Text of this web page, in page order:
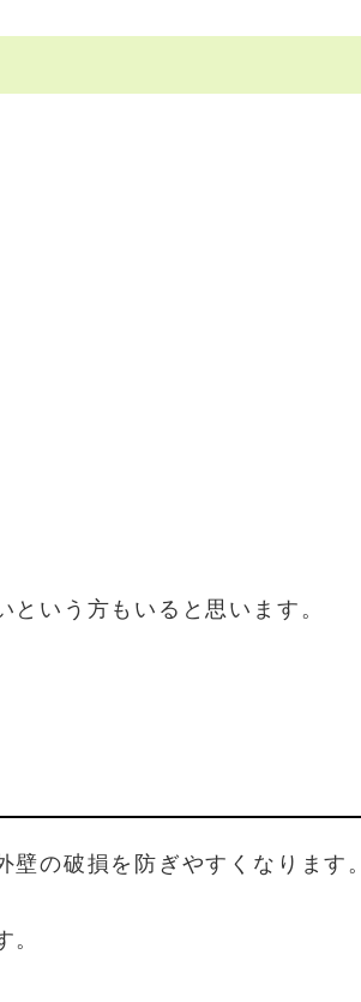
いう方もいると思います。
の破損を防ぎやすくなります。
。